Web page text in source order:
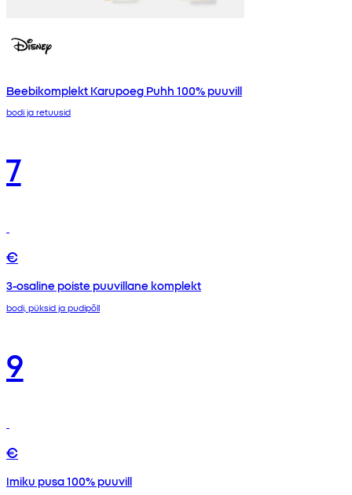
Beebikomplekt Karupoeg Puhh 100% puuvill
bodi ja retuusid
7
€
3-osaline poiste puuvillane komplekt
bodi, püksid ja pudipõll
9
€
Imiku pusa 100% puuvill